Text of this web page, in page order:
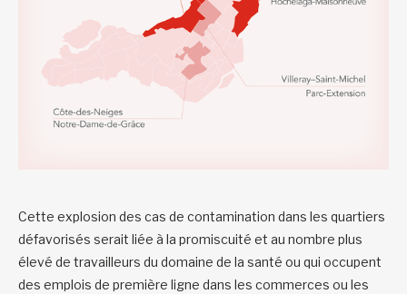
Cette explosion des cas de contamination dans les quartiers
défavorisés serait liée à la promiscuité et au nombre plus
élevé de travailleurs du domaine de la santé ou qui occupent
des emplois de première ligne dans les commerces ou les